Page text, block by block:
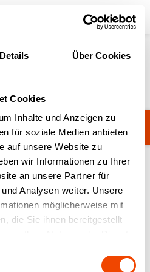
Details Über Cookies
Cookies
Inhalte und Anzeigen zu
für soziale Medien anbieten
auf unsere Website zu
wir Informationen zu Ihrer
an unsere Partner für
Analysen weiter. Unsere
möglicherweise mit
die Sie ihnen bereitgestellt
Login
Kategorie ändern
Suchen